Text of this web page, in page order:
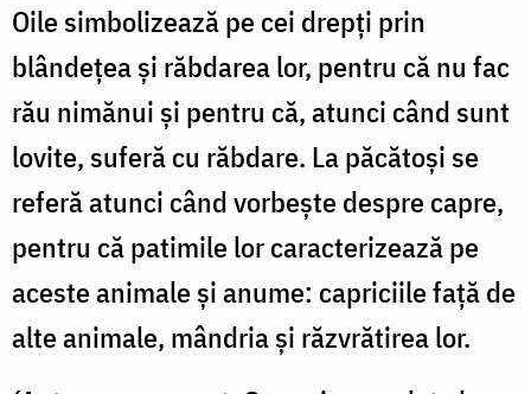
Oile simbolizează pe cei drepți prin
blândețea și răbdarea lor, pentru că nu fac
rău nimănui și pentru că, atunci când sunt
lovite, suferă cu răbdare. La păcătoși se
referă atunci când vorbește despre capre,
pentru că patimile lor caracterizează pe
aceste animale și anume: capriciile față de
alte animale, mândria și răzvrătirea lor.